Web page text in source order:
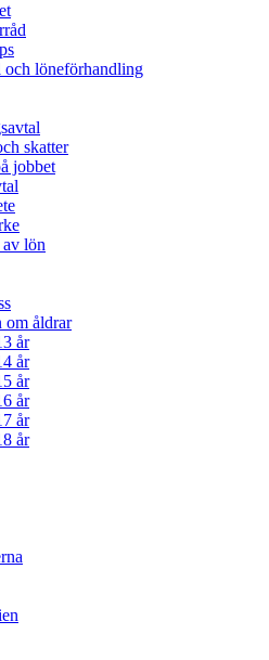
och löneförhandling
skatter
jobbet
lön
om åldrar
år
år
år
år
år
år